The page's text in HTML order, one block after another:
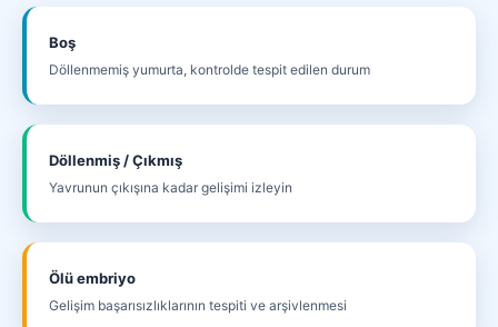
Boş
Döllenmemiş yumurta, kontrolde tespit edilen durum
Döllenmiş / Çıkmış
Yavrunun çıkışına kadar gelişimi izleyin
Ölü embriyo
Gelişim başarısızlıklarının tespiti ve arşivlenmesi